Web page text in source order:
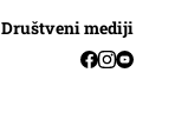
Društveni mediji
Facebook